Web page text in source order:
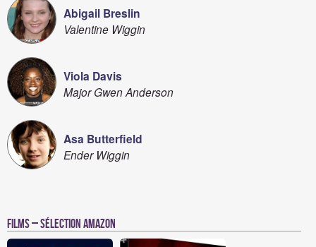
Abigail Breslin
Valentine Wiggin
Viola Davis
Major Gwen Anderson
Asa Butterfield
Ender Wiggin
Films – Sélection Amazon